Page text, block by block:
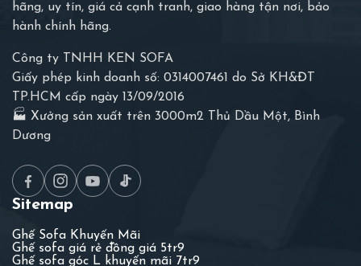
Sitemap
Ghế Sofa Khuyến Mãi
Ghế sofa giá rẻ đồng giá 5tr9
Ghế sofa góc L khuyến mãi 7tr9
hãng, uy tín, giá cả cạnh tranh, giao hàng tận nơi, bảo
hành chính hãng.
Công ty TNHH KEN SOFA
Giấy phép kinh doanh số: 0314007461 do Sở KH&ĐT
TP.HCM cấp ngày 13/09/2016
🏭 Xưởng sản xuất trên 3000m2 Thủ Dầu Một, Bình
Dương